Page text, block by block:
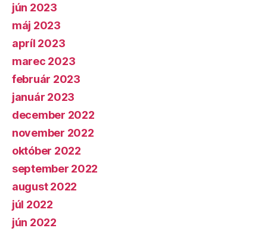
jún 2023
máj 2023
apríl 2023
marec 2023
február 2023
január 2023
december 2022
november 2022
október 2022
september 2022
august 2022
júl 2022
jún 2022